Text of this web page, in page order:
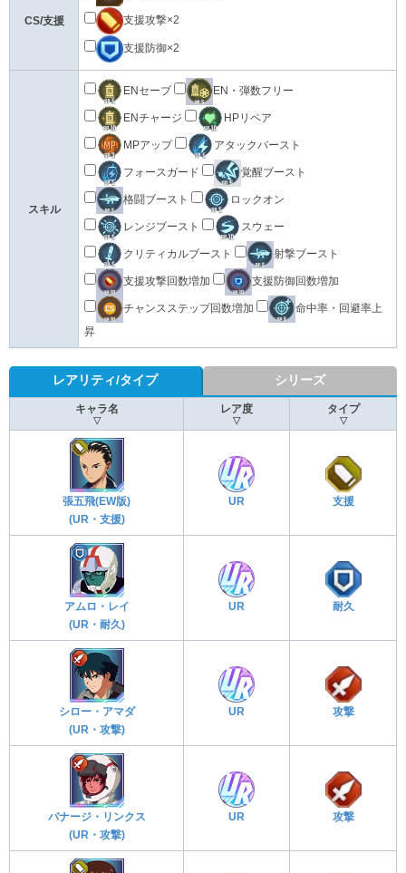
CS/支援 支援攻撃×2
支援防御×2
スキル
ENセーブ EN・弾数フリー
ENチャージ HPリペア
MPアップ アタックバースト
フォースガード 覚醒ブースト
格闘ブースト ロックオン
レンジブースト スウェー
クリティカルブースト 射撃ブースト
支援攻撃回数増加 支援防御回数増加
チャンスステップ回数増加 命中率・回避率上
昇
レアリティ/タイプ シリーズ
キャラ名
▽
レア度
▽
タイプ
▽
張五飛(EW版)
(UR・支援)
UR 支援
アムロ・レイ
(UR・耐久)
UR 耐久
シロー・アマダ
(UR・攻撃)
UR 攻撃
バナージ・リンクス
(UR・攻撃)
UR 攻撃